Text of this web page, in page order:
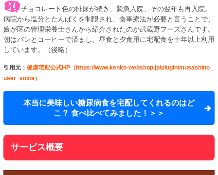
チョコレート色の排尿が続き、緊急入院、その翌年も再入院。
病院から塩分とたんぱくを制限され、食事療法が必要と言うことで、
娘が区の管理栄養士さんから紹介されたのが武蔵野フーズさんです。
朝はパンとコーヒーで済まし、昼食と夕食用に宅配食を十年以上利用
しています。（後略）
引用元： 健康宅配公式HP（https://www.kenko-webshop.jp/plugin/musashino_
user_voice）
本当に美味しい糖尿病食を宅配してくれるのはど
こ？ 食べ比べてみました！＞＞
サービス概要